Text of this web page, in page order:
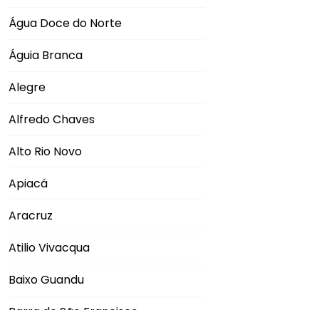
Água Doce do Norte
Águia Branca
Alegre
Alfredo Chaves
Alto Rio Novo
Apiacá
Aracruz
Atilio Vivacqua
Baixo Guandu